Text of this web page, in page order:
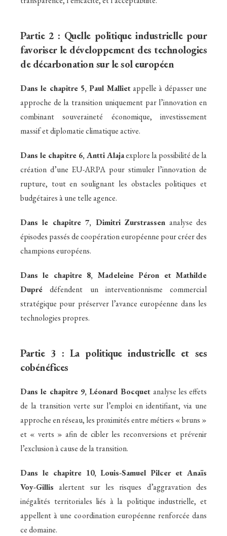
Partie 2 : Quelle politique industrielle pour
favoriser le développement des technologies
de décarbonation sur le sol européen
Dans le chapitre 5, Paul Mallietappelle à dépasser une
approche de la transition uniquement par l’innovation en
combinant souveraineté économique, investissement
massif et diplomatie climatique active.
Dans le chapitre 6,Antti Alajaexplore la possibilité de la
création d’une EU-ARPA pour stimuler l’innovation de
rupture, tout en soulignant les obstacles politiques et
budgétaires à une telle agence.
Dans le chapitre 7, Dimitri Zurstrassen analyse des
épisodes passés de coopération européenne pour créer des
champions européens.
Dans le chapitre 8, Madeleine Péron et Mathilde
Dupré défendent un interventionnisme commercial
stratégique pour préserver l’avance européenne dans les
technologies propres.
Partie 3 : La politique industrielle et ses
cobénéfices
Dans le chapitre 9,Léonard Bocquet analyse les effets
de la transition verte sur l’emploi en identifiant, via une
approche en réseau, les proximités entre métiers « bruns »
et « verts » afin de cibler les reconversions et prévenir
l’exclusion à cause de la transition.
Dans le chapitre 10,Louis-Samuel Pilcer et Anaïs
Voy-Gillis alertent sur les risques d’aggravation des
inégalités territoriales liés à la politique industrielle, et
appellent à une coordination européenne renforcée dans
ce domaine.